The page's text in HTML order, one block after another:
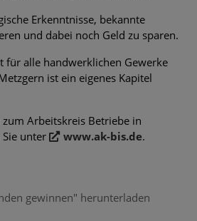
Erkenntnisse, bekannte
und dabei noch Geld zu sparen.
für alle handwerklichen Gewerke
ist ein eigenes Kapitel
Arbeitskreis Betriebe in
unter
www.ak-bis.de.
gewinnen" herunterladen